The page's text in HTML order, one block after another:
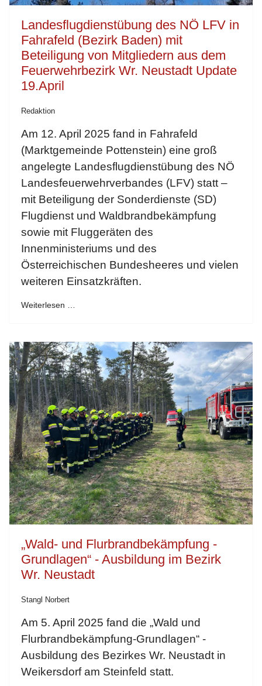
Landesflugdienstübung des NÖ LFV in
Fahrafeld (Bezirk Baden) mit
Beteiligung von Mitgliedern aus dem
Feuerwehrbezirk Wr. Neustadt Update
19.April
Redaktion
Am 12. April 2025 fand in Fahrafeld
(Marktgemeinde Pottenstein) eine groß
angelegte Landesflugdienstübung des NÖ
Landesfeuerwehrverbandes (LFV) statt –
mit Beteiligung der Sonderdienste (SD)
Flugdienst und Waldbrandbekämpfung
sowie mit Fluggeräten des
Innenministeriums und des
Österreichischen Bundesheeres und vielen
weiteren Einsatzkräften.
Weiterlesen …
„Wald- und Flurbrandbekämpfung -
Grundlagen“ - Ausbildung im Bezirk
Wr. Neustadt
Stangl Norbert
Am 5. April 2025 fand die „Wald und
Flurbrandbekämpfung-Grundlagen“ -
Ausbildung des Bezirkes Wr. Neustadt in
Weikersdorf am Steinfeld statt.